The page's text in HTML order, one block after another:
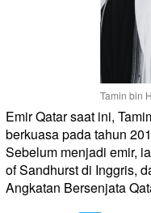
Tamin bin
Emir Qatar saat ini,
berkuasa pada tahun
Sebelum menjadi emir,
of Sandhurst di Inggris,
Angkatan Bersenjata